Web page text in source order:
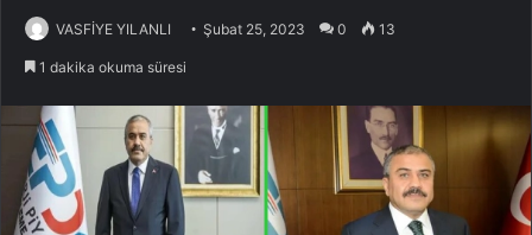
VASFİYE YILANLI Şubat 25, 2023 0 13
1 dakika okuma süresi